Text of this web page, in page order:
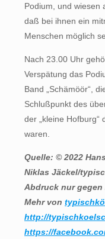
Podium, und wiesen
daß bei ihnen ein
Menschen möglich
Nach 23.00 Uhr
Verspätung das
Band „Schämöör“,
Schlußpunkt des
der „kleine Hofburg“
waren.
Quelle: © 2022
Niklas Jäckel/
Abdruck nur
Mehr von
http://
https://